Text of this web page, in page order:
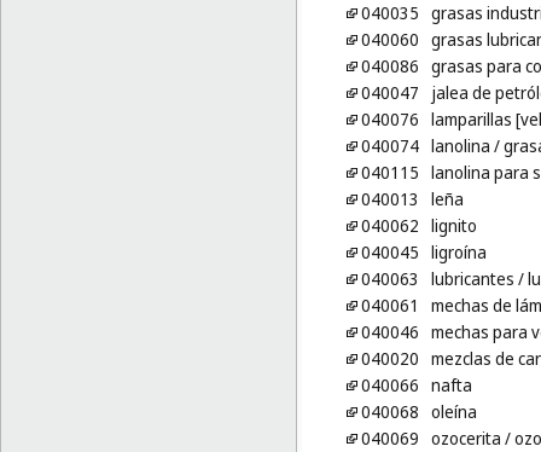
040035 grasas
040060 grasas
040086 grasas para
040047
jalea de
040076 lamparillas
040074 lanolina /
040115 lanolina para
040013
leña
040062 lignito
040045 ligroína
040063
lubricantes /
040061
mechas de
040046 mechas para
040020 mezclas de
040066 nafta
040068 oleína
040069 ozocerita /